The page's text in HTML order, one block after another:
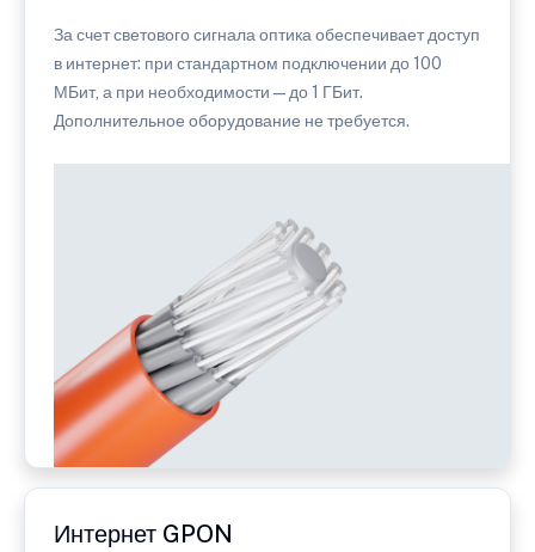
За счет светового сигнала оптика обеспечивает доступ
в интернет: при стандартном подключении до 100
МБит, а при необходимости — до 1 ГБит.
Дополнительное оборудование не требуется.
Интернет GPON